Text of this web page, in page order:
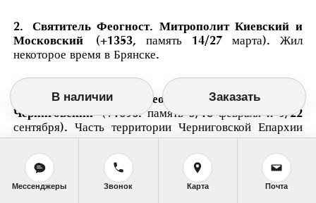
2. Святитель Феогност. Митрополит Киевский и
Московский (+1353, память 14/27 марта). Жил
некоторое время в Брянске.
3.Святитель Феодосий, Архиепископ
Черниговский(+1696. память 5/18 февраля и 9/22
сентября). Часть территории Черниговской Епархии
входит в настоящее время в состав Брянской Епархии.
4.Святитель Иоанн, Митрополит
В наличии Заказать
Мессенджеры Звонок Карта Почта